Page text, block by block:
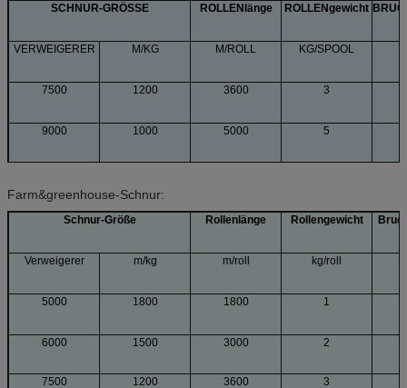
SCHNUR-GRÖSSE ROLLENlänge ROLLENgewicht
VERWEIGERER M/KG M/ROLL KG/SPOOL
7500 1200 3600 3
9000 1000 5000 5
Farm&greenhouse-Schnur:
Schnur-Größe Rollenlänge Rollengewicht
Verweigerer m/kg m/roll kg/roll
5000 1800 1800 1
6000 1500 3000 2
7500 1200 3600 3